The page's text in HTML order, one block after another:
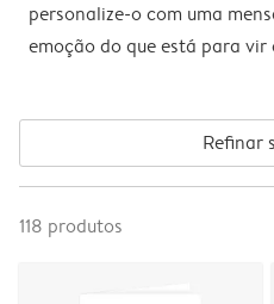
personalize-o com uma
emoção do que está para
Refinar
118 produtos